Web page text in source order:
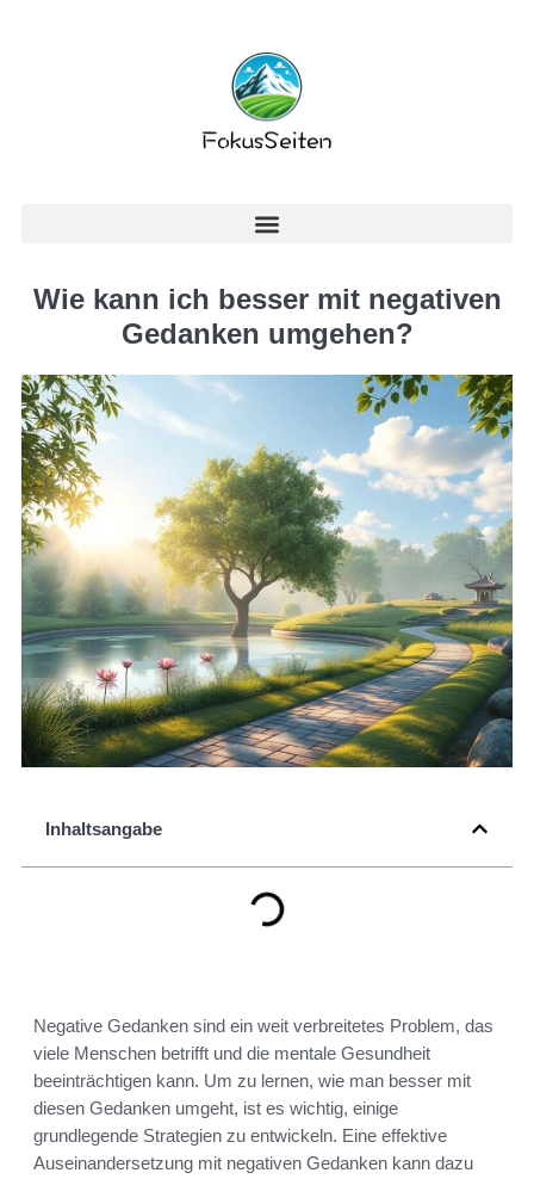
Wie kann ich besser mit negativen
Gedanken umgehen?
Inhaltsangabe
Negative Gedanken sind ein weit verbreitetes Problem, das
viele Menschen betrifft und die mentale Gesundheit
beeinträchtigen kann. Um zu lernen, wie man besser mit
diesen Gedanken umgeht, ist es wichtig, einige
grundlegende Strategien zu entwickeln. Eine effektive
Auseinandersetzung mit negativen Gedanken kann dazu